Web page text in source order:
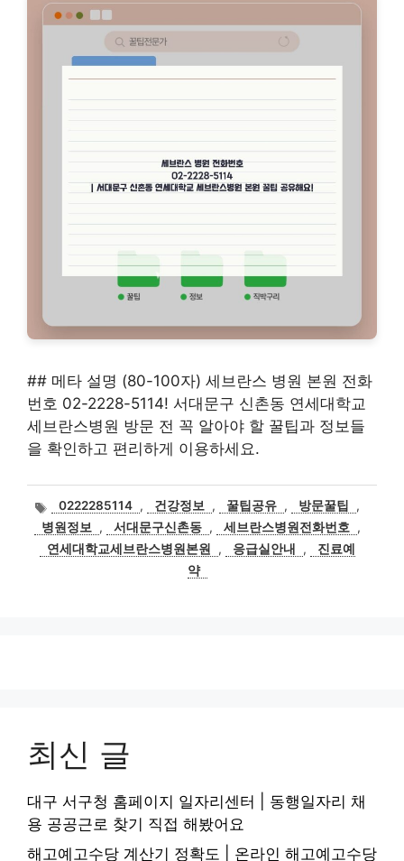
## 메타 설명 (80-100자) 세브란스 병원 본원 전화
번호 02-2228-5114! 서대문구 신촌동 연세대학교
세브란스병원 방문 전 꼭 알아야 할 꿀팁과 정보들
을 확인하고 편리하게 이용하세요.
태
그
0222285114 , 건강정보 , 꿀팁공유 , 방문꿀팁
,
병원정보
, 서대문구신촌동 , 세브란스병원전화번호
,
연세대학교세브란스병원본원
, 응급실안내 ,
진료예
약
최신 글
대구 서구청 홈페이지 일자리센터 | 동행일자리 채
용 공공근로 찾기 직접 해봤어요
해고예고수당 계산기 정확도 | 온라인 해고예고수당